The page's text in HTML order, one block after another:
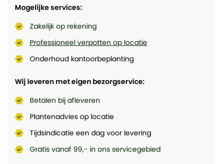
Mogelijke services:
Zakelijk op rekening
Professioneel verpotten op locatie
Onderhoud kantoorbeplanting
Wij leveren met eigen bezorgservice:
Betalen bij afleveren
Plantenadvies op locatie
Tijdsindicatie een dag voor levering
Gratis vanaf 99,- in ons servicegebied